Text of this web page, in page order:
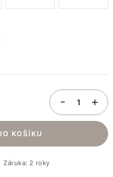
KOŠÍKU
Záruka: 2 roky